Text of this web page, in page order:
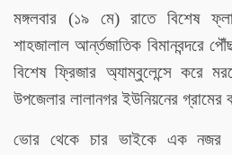
মঙ্গলবার (১৯ মে) রাতে বিশেষ
শাহজালাল আর্ন্তজাতিক বিমানবন্দরে
বিশেষ ফ্রিজার অ্যাম্বুলেন্সে করে
উপজেলার লালানগর ইউনিয়নের গ্রামের
ভোর থেকে চার ভাইকে এক নজর